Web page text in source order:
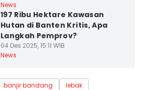
News
197 Ribu Hektare Kawasan
Hutan di Banten Kritis, Apa
Langkah Pemprov?
04 Des 2025, 15:11 WIB
News
banjir bandang lebak